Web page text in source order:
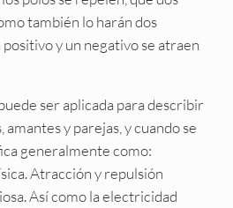
también lo harán dos
y un negativo se atraen
ser aplicada para describir
amantes y parejas, y cuando se
generalmente como:
Atracción y repulsión
Así como la electricidad